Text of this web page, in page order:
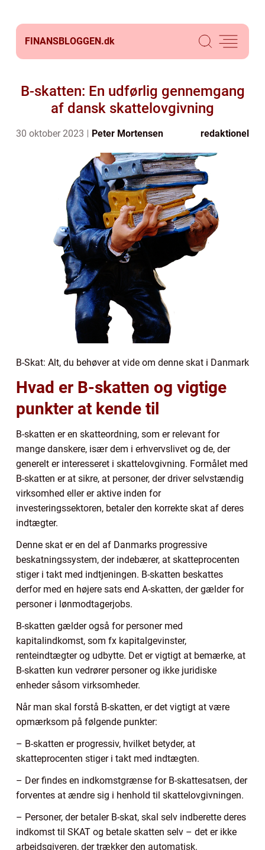
FINANSBLOGGEN.dk
B-skatten: En udførlig gennemgang
af dansk skattelovgivning
30 oktober 2023 Peter Mortensen redaktionel
B-Skat: Alt, du behøver at vide om denne skat i Danmark
Hvad er B-skatten og vigtige
punkter at kende til
B-skatten er en skatteordning, som er relevant for
mange danskere, især dem i erhvervslivet og de, der
generelt er interesseret i skattelovgivning. Formålet med
B-skatten er at sikre, at personer, der driver selvstændig
virksomhed eller er aktive inden for
investeringssektoren, betaler den korrekte skat af deres
indtægter.
Denne skat er en del af Danmarks progressive
beskatningssystem, der indebærer, at skatteprocenten
stiger i takt med indtjeningen. B-skatten beskattes
derfor med en højere sats end A-skatten, der gælder for
personer i lønmodtagerjobs.
B-skatten gælder også for personer med
kapitalindkomst, som fx kapitalgevinster,
renteindtægter og udbytte. Det er vigtigt at bemærke, at
B-skatten kun vedrører personer og ikke juridiske
enheder såsom virksomheder.
Når man skal forstå B-skatten, er det vigtigt at være
opmærksom på følgende punkter:
– B-skatten er progressiv, hvilket betyder, at
skatteprocenten stiger i takt med indtægten.
– Der findes en indkomstgrænse for B-skattesatsen, der
forventes at ændre sig i henhold til skattelovgivningen.
– Personer, der betaler B-skat, skal selv indberette deres
indkomst til SKAT og betale skatten selv – det er ikke
arbejdsgiveren, der trækker den automatisk.